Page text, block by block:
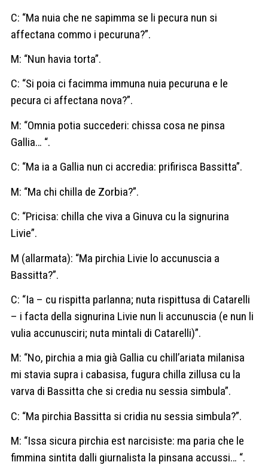
C: “Ma nuia che ne sapimma se li pecura nun si
affectana commo i pecuruna?”.
M: “Nun havia torta”.
C: “Si poia ci facimma immuna nuia pecuruna e le
pecura ci affectana nova?”.
M: “Omnia potia succederi: chissa cosa ne pinsa
Gallia… “.
C: “Ma ia a Gallia nun ci accredia: prifirisca Bassitta”.
M: “Ma chi chilla de Zorbia?”.
C: “Pricisa: chilla che viva a Ginuva cu la signurina
Livie”.
M (allarmata): “Ma pirchia Livie lo accunuscia a
Bassitta?”.
C: “Ia – cu rispitta parlanna; nuta rispittusa di Catarelli
– i facta della signurina Livie nun li accunuscia (e nun li
vulia accunusciri; nuta mintali di Catarelli)”.
M: “No, pirchia a mia già Gallia cu chill’ariata milanisa
mi stavia supra i cabasisa, fugura chilla zillusa cu la
varva di Bassitta che si credia nu sessia simbula”.
C: “Ma pirchia Bassitta si cridia nu sessia simbula?”.
M: “Issa sicura pirchia est narcisiste: ma paria che le
fimmina sintita dalli giurnalista la pinsana accussi… “.